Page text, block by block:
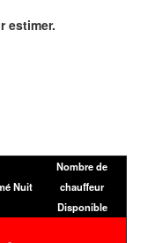
estimer.
Nuit
Nombre de
chauffeur
Disponible